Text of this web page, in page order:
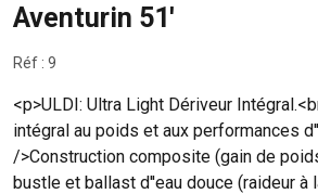
Aventurin 51'
Réf : 9
<p>ULDI: Ultra Light Dériveur
intégral au poids et aux performances
/>Construction composite (gain de
bustle et ballast d''eau douce (raideur à